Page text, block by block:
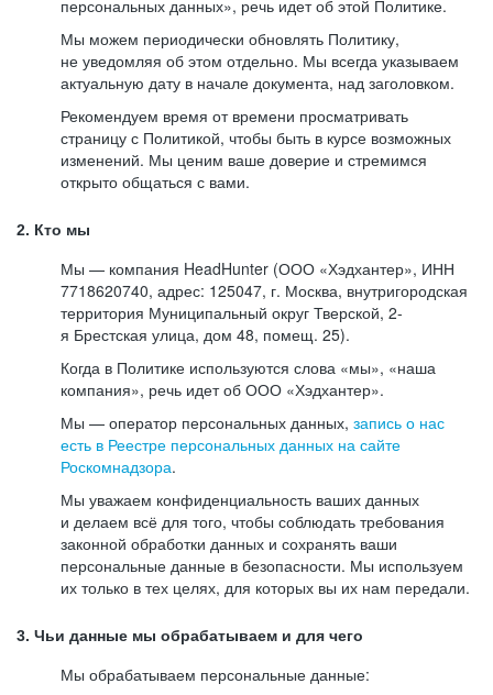
персональных данных», речь идет об этой Политике.
Мы можем периодически обновлять Политику,
не уведомляя об этом отдельно. Мы всегда указываем
актуальную дату в начале документа, над заголовком.
Рекомендуем время от времени просматривать
страницу с Политикой, чтобы быть в курсе возможных
изменений. Мы ценим ваше доверие и стремимся
открыто общаться с вами.
2. Кто мы
Мы — компания HeadHunter (ООО «Хэдхантер», ИНН
7718620740, адрес: 125047, г. Москва, внутригородская
территория Муниципальный округ Тверской, 2-
я Брестская улица, дом 48, помещ. 25).
Когда в Политике используются слова «мы», «наша
компания», речь идет об ООО «Хэдхантер».
Мы — оператор персональных данных, запись о нас
есть в Реестре персональных данных на сайте
Роскомнадзора.
Мы уважаем конфиденциальность ваших данных
и делаем всё для того, чтобы соблюдать требования
законной обработки данных и сохранять ваши
персональные данные в безопасности. Мы используем
их только в тех целях, для которых вы их нам передали.
3. Чьи данные мы обрабатываем и для чего
Мы обрабатываем персональные данные: